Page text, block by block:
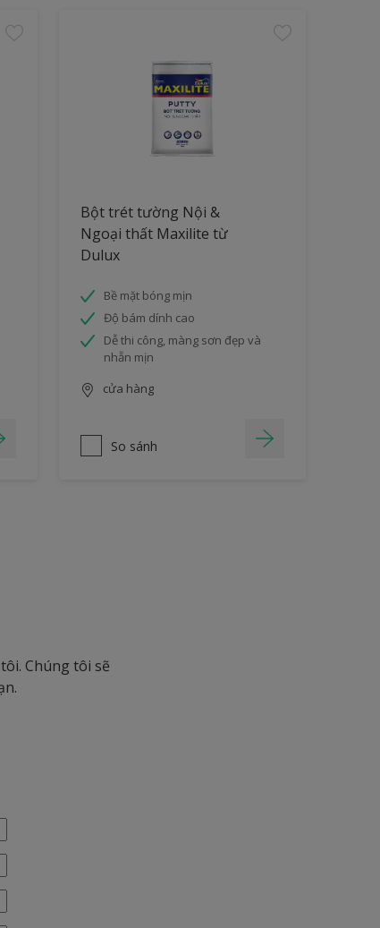
Bột trét tường Nội &
Ngoại thất Maxilite từ
Dulux
Bề mặt bóng mịn
Độ bám dính cao
Dễ thi công, màng sơn đẹp và
nhẵn mịn
cửa hàng
So sánh
Chúng tôi sẽ